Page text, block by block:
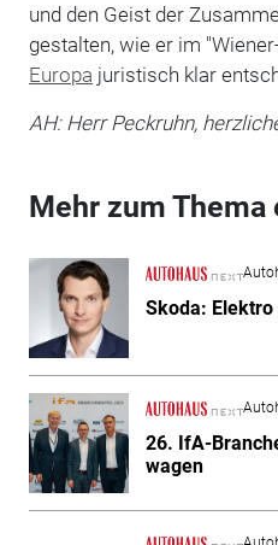
und den Geist der
gestalten, wie er im
Europa juristisch klar
AH: Herr Peckruhn,
Mehr zum Thema
Skoda:
26. IfA-
wagen